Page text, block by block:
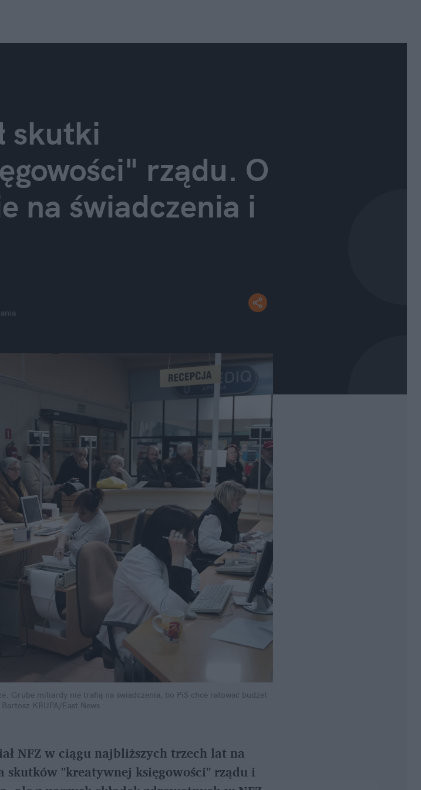
skutki
rządu. O
na świadczenia i
Grube miliardy nie trafią na świadczenia, bo PiS chce ratować budżet
KRUPA/East News
NFZ w ciągu najbliższych trzech lat na
skutków "kreatywnej księgowości" rządu i